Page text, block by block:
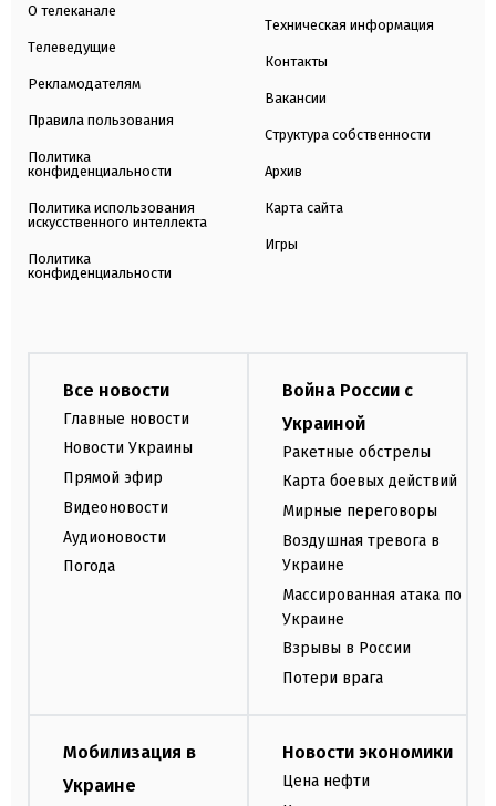
О телеканале
Телеведущие
Рекламодателям
Правила пользования
Политика
конфиденциальности
Политика использования
искусственного интеллекта
Политика
конфиденциальности
Техническая информация
Контакты
Вакансии
Структура собственности
Архив
Карта сайта
Игры
Все новости
Главные новости
Новости Украины
Прямой эфир
Видеоновости
Аудионовости
Погода
Война России с
Украиной
Ракетные обстрелы
Карта боевых действий
Мирные переговоры
Воздушная тревога в
Украине
Массированная атака по
Украине
Взрывы в России
Потери врага
Мобилизация в
Украине
Новости экономики
Цена нефти